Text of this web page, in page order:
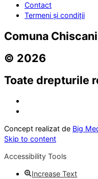
Contact
Termeni și condiții
Comuna
© 2026
Toate drepturile
Concept realizat de Big
Skip to content
Accessibility Tools
Increase Text